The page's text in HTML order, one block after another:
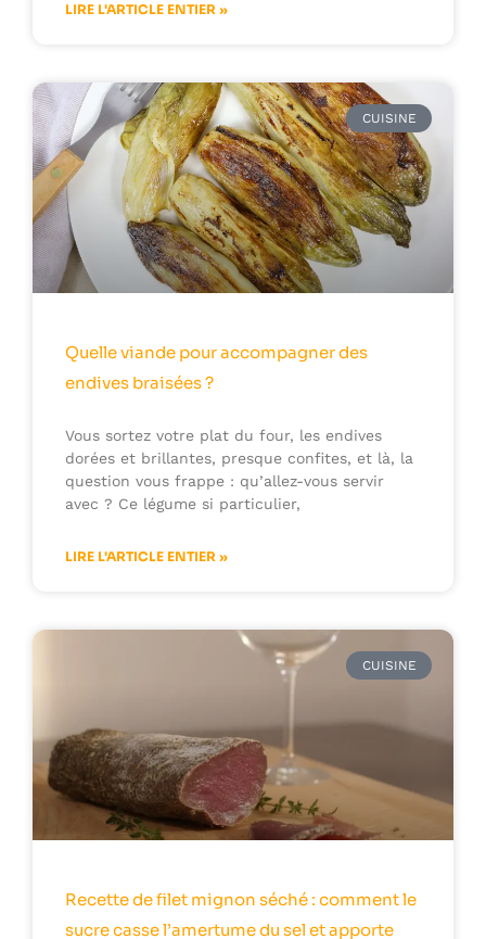
LIRE L'ARTICLE ENTIER »
CUISINE
Quelle viande pour accompagner des
endives braisées ?
Vous sortez votre plat du four, les endives
dorées et brillantes, presque confites, et là, la
question vous frappe : qu’allez-vous servir
avec ? Ce légume si particulier,
LIRE L'ARTICLE ENTIER »
CUISINE
Recette de filet mignon séché : comment le
sucre casse l’amertume du sel et apporte